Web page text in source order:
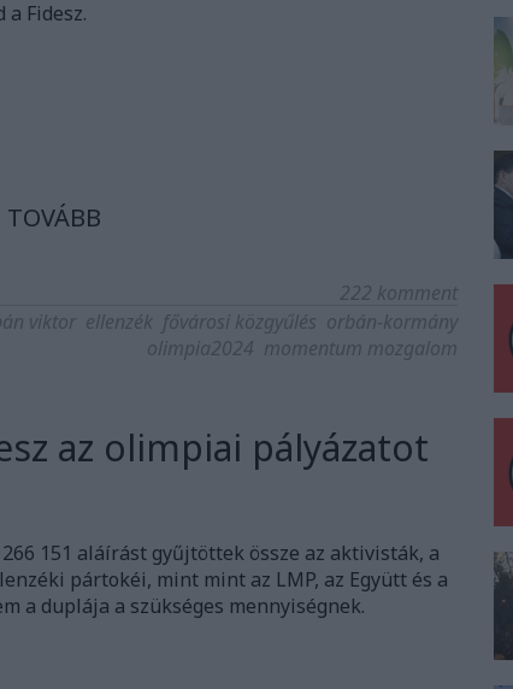
a Fidesz.
TOVÁBB
222 komment
viktor ellenzék fővárosi közgyűlés orbán-kormány
olimpia2024 momentum mozgalom
az olimpiai pályázatot
151 aláírást gyűjtöttek össze az aktivisták, a
pártokéi, mint mint az LMP, az Együtt és a
a duplája a szükséges mennyiségnek.